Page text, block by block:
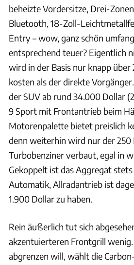
beheizte Vordersitze, Drei-
Bluetooth, 18-Zoll-
Entry – wow, ganz schön
entsprechend teuer? Eigentlich
wird in der Basis nur knapp
kosten als der direkte
der SUV ab rund 34.000 Dollar
9 Sport mit Frontantrieb beim
Motorenpalette bietet preislich
denn weiterhin wird nur der 250
Turbobenziner verbaut, egal in
Gekoppelt ist das Aggregat
Automatik, Allradantrieb ist
1.900 Dollar zu haben.
Rein äußerlich tut sich
akzentuierteren Frontgrill
abgrenzen will, wählt die